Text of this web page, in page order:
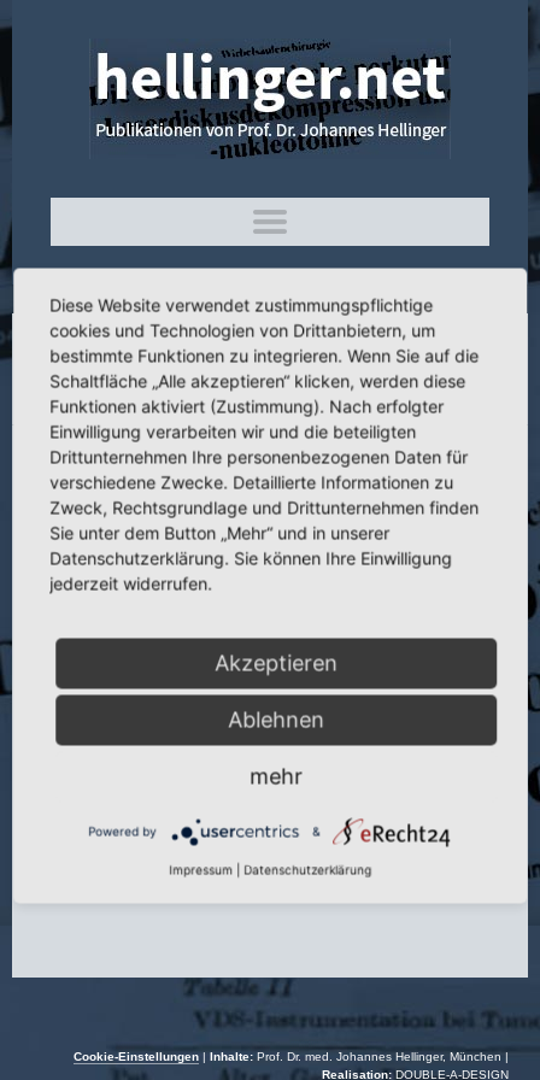
2.012 Nosologie der zervikalen
vertebragenen Syndrome
Titel:Nosologie der zervikalen vertebragenen Syndrome
Publikation:Kongr. bd 25. Tag. der Ges. f. Orthopädie d. DDR v. 4.-6.
Juni 78
J. Hellinger und U. Manitz
Erscheinungsort:Dresden
Verlag:Selbstverlag Medak
Cookie-Einstellungen | Inhalte: Prof. Dr. med. Johannes Hellinger, München |
Realisation: DOUBLE-A-DESIGN
Diese Website verwendet zustimmungspflichtige
cookies und Technologien von Drittanbietern, um
bestimmte Funktionen zu integrieren. Wenn Sie auf die
Schaltfläche „Alle akzeptieren“ klicken, werden diese
Funktionen aktiviert (Zustimmung). Nach erfolgter
Einwilligung verarbeiten wir und die beteiligten
Drittunternehmen Ihre personenbezogenen Daten für
verschiedene Zwecke. Detaillierte Informationen zu
Zweck, Rechtsgrundlage und Drittunternehmen finden
Sie unter dem Button „Mehr“ und in unserer
Datenschutzerklärung. Sie können Ihre Einwilligung
jederzeit widerrufen.
Akzeptieren
Ablehnen
mehr
Powered by &
Impressum Datenschutzerklärung